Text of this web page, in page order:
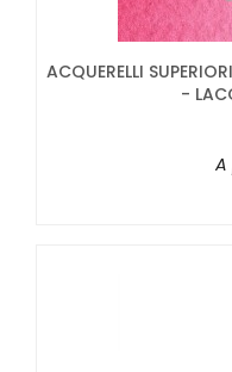
ACQUERELLI
-